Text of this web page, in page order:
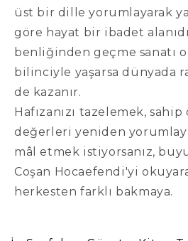
üst bir dille yorumlayarak
göre hayat bir ibadet
benliğinden geçme sanatı
bilinciyle yaşarsa dünyada
de kazanır.
Hafızanızı tazelemek,
değerleri yeniden
mâl etmek istiyorsanız,
Coşan Hocaefendi'yi
herkesten farklı bakmaya.